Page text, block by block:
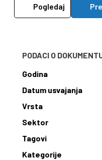
Pogledaj
PODACI O
Godina
Datum usvajanja
Vrsta
Sektor
Tagovi
Kategorije